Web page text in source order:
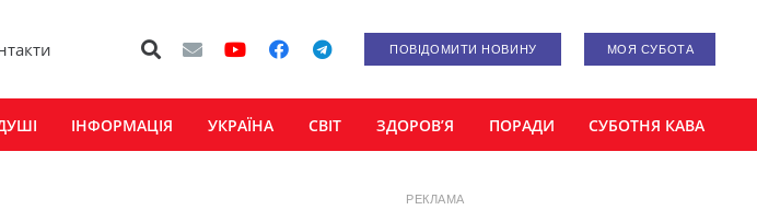
ПОВІДОМИТИ НОВИНУ МОЯ СУБОТА
ІНФОРМАЦІЯ УКРАЇНА СВІТ ЗДОРОВ’Я ПОРАДИ СУБОТНЯ КАВА
РЕКЛАМА